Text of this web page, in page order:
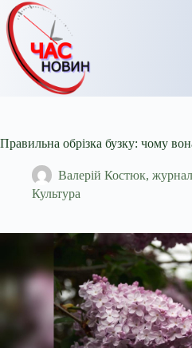
Перейти
до
вмісту
Правильна обрізка бузку: чому
Валерій Костюк,
Культура